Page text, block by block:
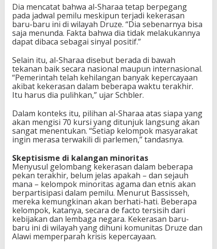
Dia mencatat bahwa al-Sharaa tetap berpegang
pada jadwal pemilu meskipun terjadi kekerasan
baru-baru ini di wilayah Druze. “Dia sebenarnya bisa
saja menunda. Fakta bahwa dia tidak melakukannya
dapat dibaca sebagai sinyal positif.”
Selain itu, al-Sharaa disebut berada di bawah
tekanan baik secara nasional maupun internasional.
“Pemerintah telah kehilangan banyak kepercayaan
akibat kekerasan dalam beberapa waktu terakhir.
Itu harus dia pulihkan,” ujar Schbler.
Dalam konteks itu, pilihan al-Sharaa atas siapa yang
akan mengisi 70 kursi yang ditunjuk langsung akan
sangat menentukan. “Setiap kelompok masyarakat
ingin merasa terwakili di parlemen,” tandasnya.
Skeptisisme di kalangan minoritas
Menyusul gelombang kekerasan dalam beberapa
pekan terakhir, belum jelas apakah – dan sejauh
mana – kelompok minoritas agama dan etnis akan
berpartisipasi dalam pemilu. Menurut Bassisseh,
mereka kemungkinan akan berhati-hati. Beberapa
kelompok, katanya, secara de facto tersisih dari
kebijakan dan lembaga negara. Kekerasan baru-
baru ini di wilayah yang dihuni komunitas Druze dan
Alawi memperparah krisis kepercayaan.